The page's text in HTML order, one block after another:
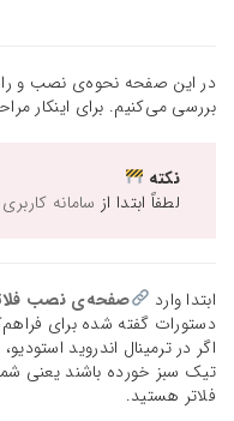
بررسی می‌کنیم. برای اینکار
نکته
لطفاً ابتدا از سامانه کاربری
ابتدا وارد صفحه‌ی نصب
دستورات گفته شده برای
تیک سبز خورده باشند یعنی
فلاتر هستید.